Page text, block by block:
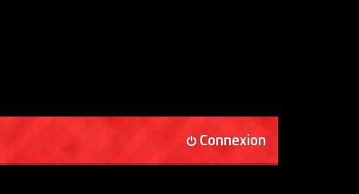
Connexion